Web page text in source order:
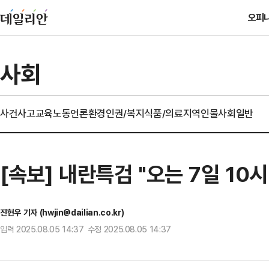
오피
사회
사건사고교육노동언론환경인권/복지식품/의료지역인물사회일반
[속보] 내란특검 "오는 7일 10
진현우 기자 (hwjin@dailian.co.kr)
입력 2025.08.05 14:37 수정 2025.08.05 14:37